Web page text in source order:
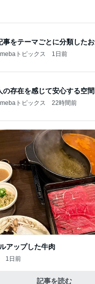
の存在を感じて安心する空間
トピックス 22時間前
アップした牛肉
1日前
記事を読む
Amebaトピックス 2日前